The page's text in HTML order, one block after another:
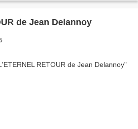
de Jean Delannoy